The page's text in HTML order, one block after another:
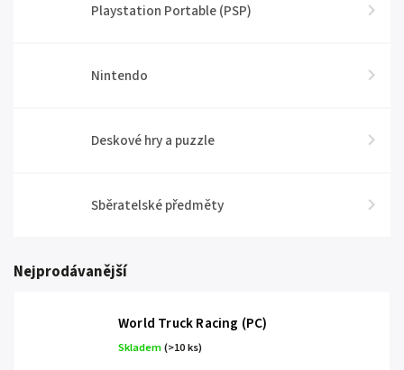
Playstation Portable (PSP)
Nintendo
Deskové hry a puzzle
Sběratelské předměty
Nejprodávanější
World Truck Racing (PC)
Skladem(>10 ks)